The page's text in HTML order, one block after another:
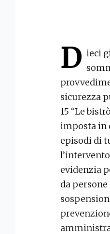
D ieci
sicurezza
15 “Le
imposta in
episodi di
evidenzia
da